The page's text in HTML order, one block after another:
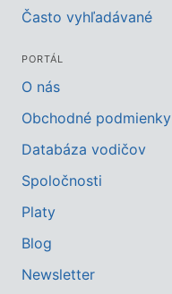
Často vyhľadávané
PORTÁL
O nás
Obchodné podmienky
Databáza vodičov
Spoločnosti
Platy
Blog
Newsletter